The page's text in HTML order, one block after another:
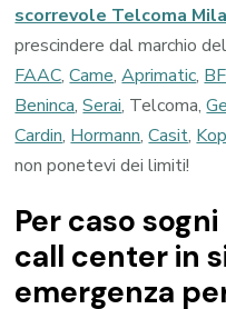
scorrevole Telcoma
prescindere dal marchio
FAAC,Came,Aprimatic,
Beninca,Serai, Telcoma,
Cardin,Hormann,Casit,
non ponetevi dei limiti!
Per caso
call center in
emergenza